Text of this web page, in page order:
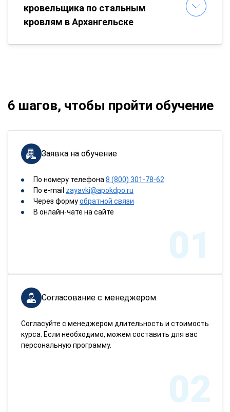
кровельщика по стальным
кровлям в Архангельске
6 шагов, чтобы пройти обучение
Заявка на обучение
По номеру телефона 8 (800) 301-78-62
По e-mail zayavki@apokdpo.ru
Через формуобратной связи
В онлайн-чате на сайте
01
Согласование с менеджером
Согласуйте с менеджером длительность и стоимость
курса. Если необходимо, можем составить для вас
персональную программу.
02